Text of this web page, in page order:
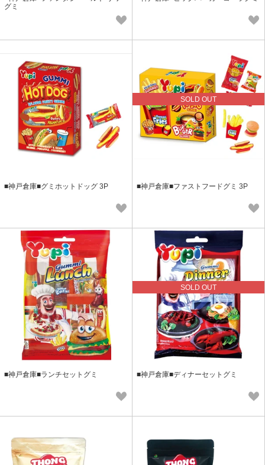
グミ
■神戸倉庫■グミホットドッグ 3P
SOLD OUT
■神戸倉庫■ファストフードグミ 3P
■神戸倉庫■ランチセットグミ
SOLD OUT
■神戸倉庫■ディナーセットグミ